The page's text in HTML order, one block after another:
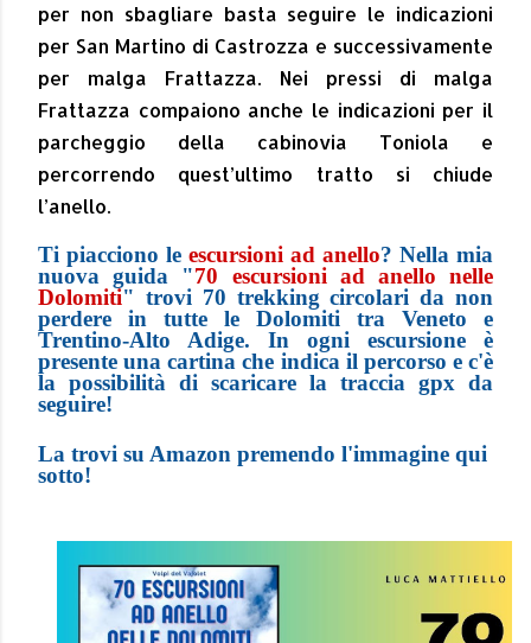
per non sbagliare basta seguire le indicazioni
per San Martino di Castrozza e successivamente
per malga Frattazza. Nei pressi di malga
Frattazza compaiono anche le indicazioni per il
parcheggio della cabinovia Toniola e
percorrendo quest’ultimo tratto si chiude
l’anello.
Ti piacciono le escursioni ad anello? Nella mia
nuova guida "70 escursioni ad anello nelle
Dolomiti" trovi 70 trekking circolari da non
perdere in tutte le Dolomiti tra Veneto e
Trentino-Alto Adige. In ogni escursione è
presente una cartina che indica il percorso e c'è
la possibilità di scaricare la traccia gpx da
seguire!
La trovi su Amazon premendo l'immagine qui
sotto!